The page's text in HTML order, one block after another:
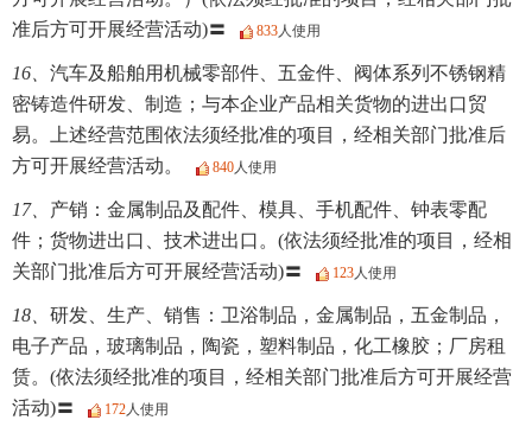
准后方可开展经营活动)〓
833人使用
16、 汽车及船舶用机械零部件、五金件、阀体系列不锈钢精
密铸造件研发、制造；与本企业产品相关货物的进出口贸
易。上述经营范围依法须经批准的项目，经相关部门批准后
方可开展经营活动。
840人使用
17、 产销：金属制品及配件、模具、手机配件、钟表零配
件；货物进出口、技术进出口。(依法须经批准的项目，经相
关部门批准后方可开展经营活动)〓
123人使用
18、 研发、生产、销售：卫浴制品，金属制品，五金制品，
电子产品，玻璃制品，陶瓷，塑料制品，化工橡胶；厂房租
赁。(依法须经批准的项目，经相关部门批准后方可开展经营
活动)〓
172人使用